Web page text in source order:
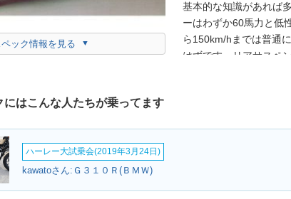
ペック情報を見る
基本的な知識があれば
ーはわずか60馬力と低
ら150km/hまでは普通
はずです。リアサスペ
にはこんな人たちが乗ってます
ハーレー大試乗会(2019年3月24日)
kawatoさん:Ｇ３１０Ｒ(ＢＭＷ)